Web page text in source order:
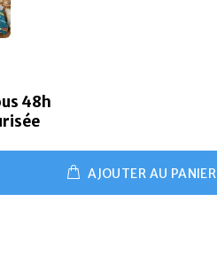
48h
AJOUTER AU PANIER